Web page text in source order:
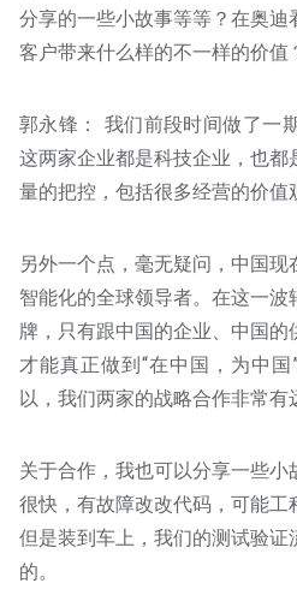
分享的一些小故事等等？在奥
客户带来什么样的不一样的价值
郭永锋： 我们前段时间做了一
这两家企业都是科技企业，也
量的把控，包括很多经营的价值
另外一个点，毫无疑问，中国
智能化的全球领导者。在这一
牌，只有跟中国的企业、中国的
才能真正做到“在中国，为中
以，我们两家的战略合作非常有
关于合作，我也可以分享一些
很快，有故障改改代码，可能工
但是装到车上，我们的测试验
的。